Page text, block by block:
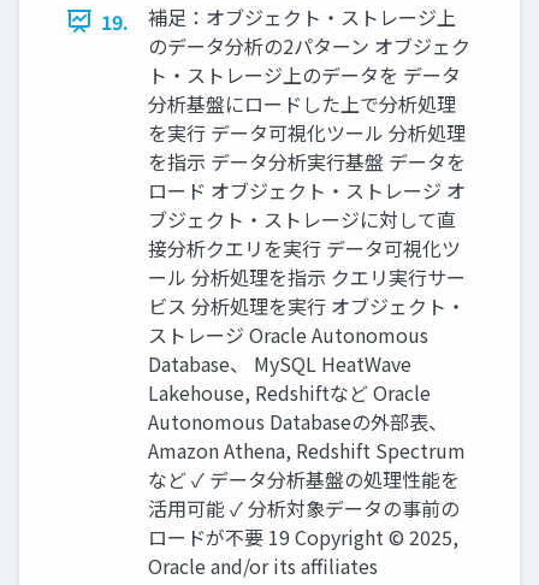
19.
補足：オブジェクト・ストレージ上
のデータ分析の2パターン オブジェク
ト・ストレージ上のデータを データ
分析基盤にロードした上で分析処理
を実行 データ可視化ツール 分析処理
を指示 データ分析実行基盤 データを
ロード オブジェクト・ストレージ オ
ブジェクト・ストレージに対して直
接分析クエリを実行 データ可視化ツ
ール 分析処理を指示 クエリ実行サー
ビス 分析処理を実行 オブジェクト・
ストレージ Oracle Autonomous
Database、 MySQL HeatWave
Lakehouse, Redshiftなど Oracle
Autonomous Databaseの外部表、
Amazon Athena, Redshift Spectrum
など ✓ データ分析基盤の処理性能を
活用可能 ✓ 分析対象データの事前の
ロードが不要 19 Copyright © 2025,
Oracle and/or its affiliates